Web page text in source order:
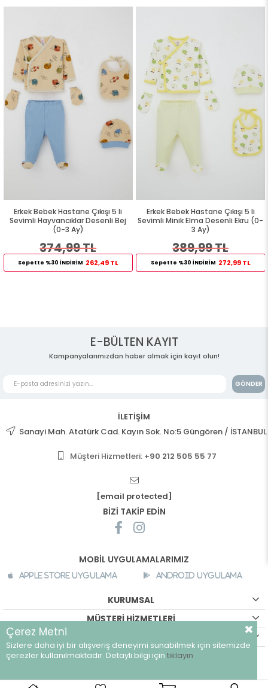
Erkek Bebek Hastane Çıkışı 5 li
Sevimli Hayvancıklar Desenli Bej
(0-3 Ay)
374,99 TL
Sepette %30 İNDİRİM 262,49 TL
Erkek Bebek Hastane Çıkışı 5 li
Sevimli Minik Elma Desenli Ekru (0-
3 Ay)
389,99 TL
Sepette %30 İNDİRİM 272,99 TL
E-BÜLTEN KAYIT
Kampanyalarımızdan haber almak için kayıt olun!
GÖNDER
İLETİŞİM
Sanayi Mah. Atatürk Cad. Kayın Sok. No:5 Güngören / İSTANBUL
Müşteri Hizmetleri: +90 212 505 55 77
[email protected]
BİZİ TAKİP EDİN
MOBİL UYGULAMALARIMIZ
Apple Store Uygulama Android Uygulama
KURUMSAL
MÜŞTERİ HİZMETLERİ
©breeze.com.tr - Tüm hakları saklıdır.
Çerez Metni
Sizlere daha iyi bir alışveriş deneyimi sunabilmek için sitemizde
çerezler kullanılmaktadır. Detaylı bilgi için tıklayın